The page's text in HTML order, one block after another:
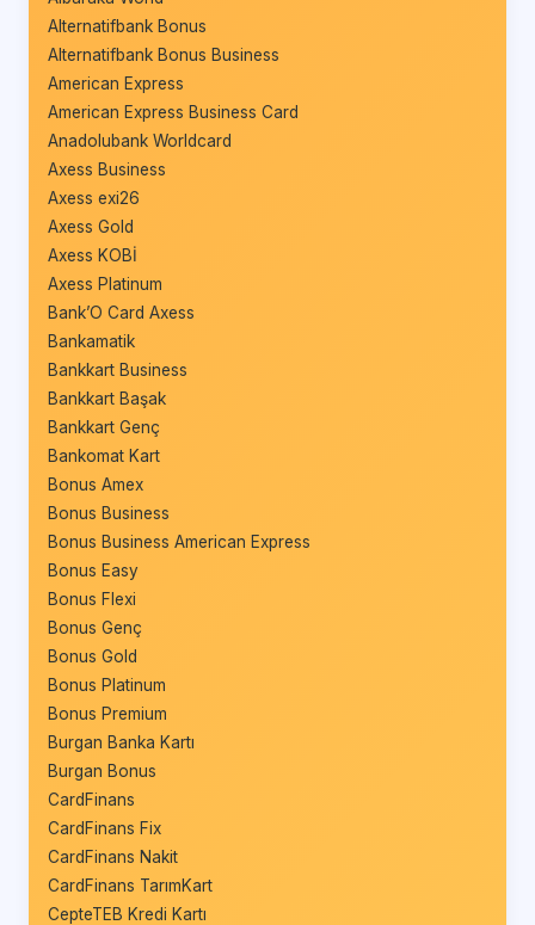
Alternatifbank Bonus
Alternatifbank Bonus Business
American Express
American Express Business Card
Anadolubank Worldcard
Axess Business
Axess exi26
Axess Gold
Axess KOBİ
Axess Platinum
Bank’O Card Axess
Bankamatik
Bankkart Business
Bankkart Başak
Bankkart Genç
Bankomat Kart
Bonus Amex
Bonus Business
Bonus Business American Express
Bonus Easy
Bonus Flexi
Bonus Genç
Bonus Gold
Bonus Platinum
Bonus Premium
Burgan Banka Kartı
Burgan Bonus
CardFinans
CardFinans Fix
CardFinans Nakit
CardFinans TarımKart
CepteTEB Kredi Kartı